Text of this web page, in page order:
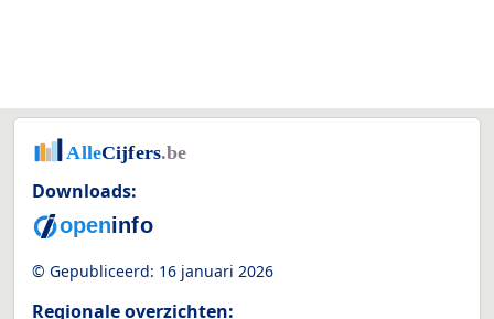
Downloads:
© Gepubliceerd: 16 januari 2026
Regionale overzichten: